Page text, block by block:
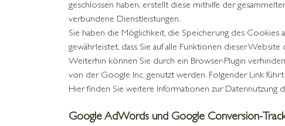
geschlossen haben, erstellt diese mithilfe der
verbundene Dienstleistungen.
Sie haben die Möglichkeit, die Speicherung des Cookies
gewährleistet, dass Sie auf alle Funktionen dieser
Weiterhin können Sie durch ein Browser-Plugin
von der Google Inc. genutzt werden. Folgender Link
Hier finden Sie weitere Informationen zur
Google AdWords und Google Conversion-